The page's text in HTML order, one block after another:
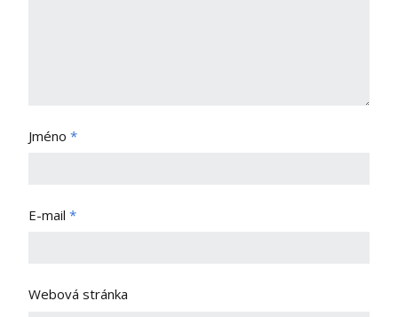
Jméno *
E-mail *
Webová stránka